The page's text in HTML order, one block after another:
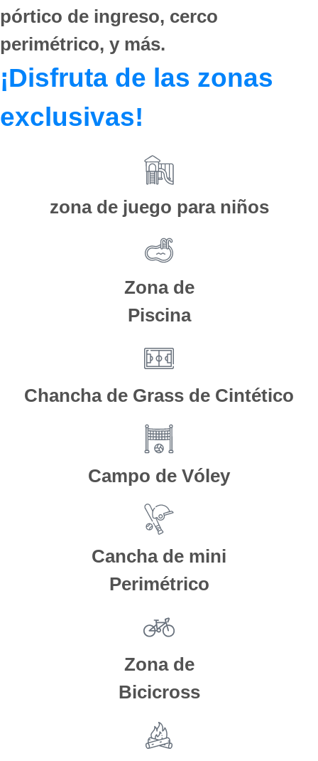
pórtico de ingreso, cerco
perimétrico, y más.
¡Disfruta de las zonas
exclusivas!
zona de juego para niños
Zona de
Piscina
Chancha de Grass de Cintético
Campo de Vóley
Cancha de mini
Perimétrico
Zona de
Bicicross